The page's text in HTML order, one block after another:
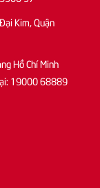
Kim, Quận
Hồ Chí Minh
19000 68889